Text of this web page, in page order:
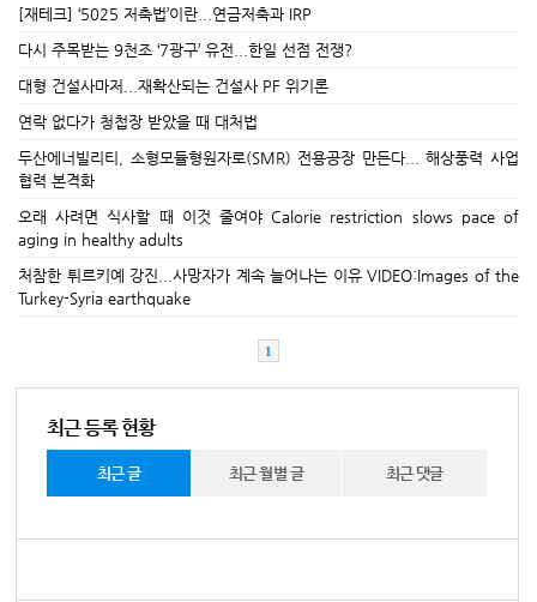
[재테크] ‘5025 저축법’이란...연금저축과 IRP
다시 주목받는 9천조 ‘7광구’ 유전...한일 선점 전쟁?
대형 건설사마저...재확산되는 건설사 PF 위기론
연락 없다가 청첩장 받았을 때 대처법
두산에너빌리티, 소형모듈형원자로(SMR) 전용공장 만든다... 해상풍력 사업
협력 본격화
오래 사려면 식사할 때 이것 줄여야 Calorie restriction slows pace of
aging in healthy adults
처참한 튀르키예 강진...사망자가 계속 늘어나는 이유 VIDEO:Images of the
Turkey-Syria earthquake
1
최근 등록 현황
최근 글 최근 월별 글 최근 댓글